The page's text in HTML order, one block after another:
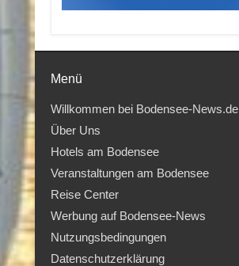
Menü
Willkommen bei Bodensee-News.de
Über Uns
Hotels am Bodensee
Veranstaltungen am Bodensee
Reise Center
Werbung auf Bodensee-News
Nutzungsbedingungen
Datenschutzerklärung